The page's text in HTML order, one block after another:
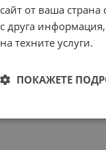
сайт от ваша
с друга
на техните услуги.
ПОКАЖЕТЕ